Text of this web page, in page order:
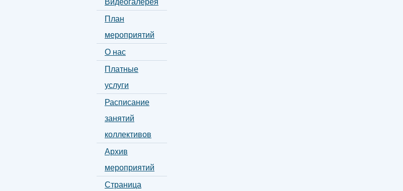
Видеогалерея
План
мероприятий
О нас
Платные
услуги
Расписание
занятий
коллективов
Архив
мероприятий
Страница